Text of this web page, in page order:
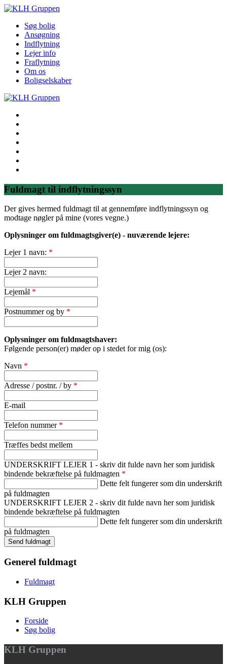
Søg bolig
Ansøgning
Indflytning
Lejer info
Fraflytning
Om os
Boligselskaber
Fuldmagt til indflytningssyn
Der gives hermed fuldmagt til at gennemføre indflytningssyn og
modtage nøgler på mine (vores vegne.)
Oplysninger om fuldmagtsgiver(e) - nuværende lejere:
Lejer 1 navn: *
Lejer 2 navn:
Lejemål *
Postnummer og by *
Oplysninger om fuldmagtshaver:
Følgende person(er) møder op i stedet for mig (os):
Navn *
Adresse / postnr. / by *
E-mail
Telefon nummer *
Træffes bedst mellem
UNDERSKRIFT LEJER 1 - skriv dit fulde navn her som juridisk
bindende bekræftelse på fuldmagten *
Dette felt fungerer som din underskrift
på fuldmagten
UNDERSKRIFT LEJER 2 - skriv dit fulde navn her som juridisk
bindende bekræftelse på fuldmagten
Dette felt fungerer som din underskrift
på fuldmagten
Generel fuldmagt
Fuldmagt
KLH Gruppen
Forside
Søg bolig
KLH Gruppen